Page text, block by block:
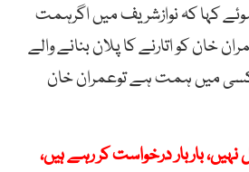
کہا کہ نوازشریف میں اگرہمت
خان کو اتارنے کا پلان بنانے والے
کسی میں ہمت ہے توعمران خان
باربار درخواست کر رہے ہیں،